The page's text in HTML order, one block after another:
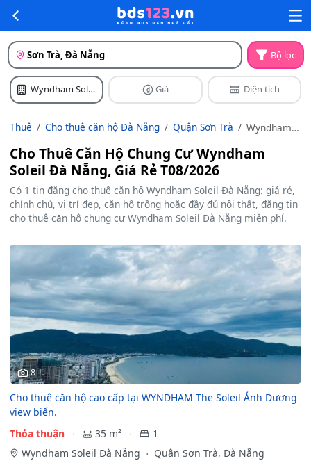
Sơn Trà, Đà Nẵng Bộ lọc
Wyndham Soleil
Đà Nẵng
Giá Diện tích
Thuê Cho thuê căn hộ Đà Nẵng Quận Sơn Trà
Wyndham
Nẵng
Cho Thuê Căn Hộ Chung Cư Wyndham
Soleil Đà Nẵng, Giá Rẻ T08/2026
Có 1 tin đăng cho thuê căn hộ Wyndham Soleil Đà Nẵng: giá rẻ,
chính chủ, vị trí đẹp, căn hộ trống hoặc đầy đủ nội thất, đăng tin
cho thuê căn hộ chung cư Wyndham Soleil Đà Nẵng miễn phí.
8
Cho thuê căn hộ cao cấp tại WYNDHAM The Soleil Ánh Dương
view biển.
Thỏa thuận
35 m²
1
Wyndham Soleil Đà Nẵng
Quận Sơn Trà, Đà Nẵng